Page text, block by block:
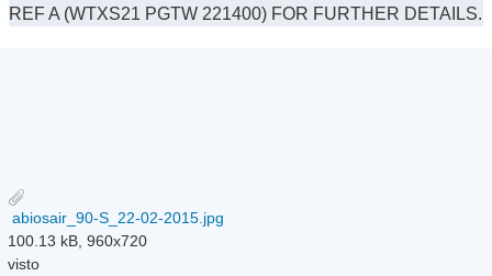
REF A (WTXS21 PGTW 221400) FOR FURTHER DETAILS.
abiosair_90-S_22-02-2015.jpg
100.13 kB, 960x720
visto